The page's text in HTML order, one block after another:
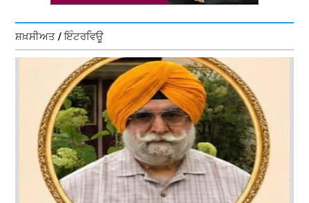
ਸ਼ਖ਼ਸੀਅਤ / ਇੰਟਰਵਿਊ